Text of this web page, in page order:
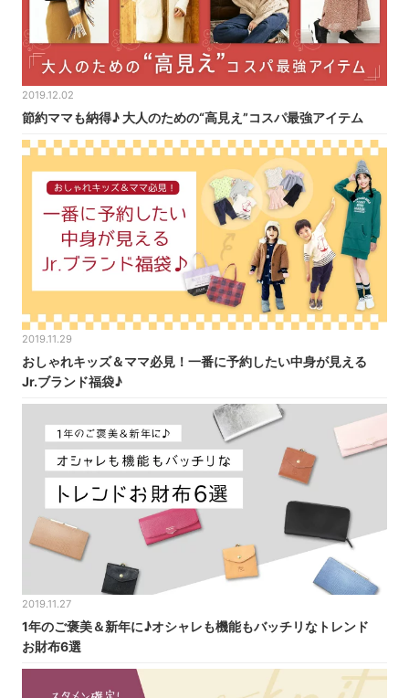
2019.12.02
節約ママも納得♪ 大人のための“高見え”コスパ最強アイテム
2019.11.29
おしゃれキッズ＆ママ必見！一番に予約したい中身が見える
Jr.ブランド福袋♪
2019.11.27
1年のご褒美＆新年に♪オシャレも機能もバッチリなトレンド
お財布6選